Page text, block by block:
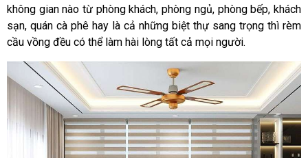
không gian nào từ phòng khách, phòng ngủ, phòng bếp, khách
sạn, quán cà phê hay là cả những biệt thự sang trọng thì rèm
cầu vồng đều có thể làm hài lòng tất cả mọi người.